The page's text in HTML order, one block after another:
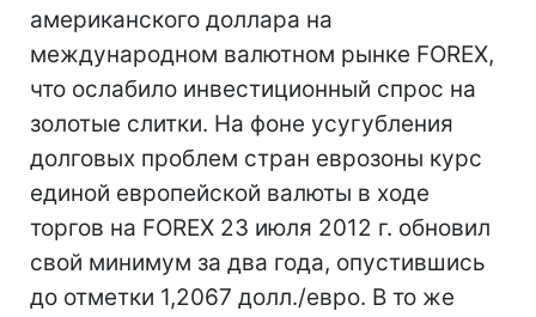
американского доллара на
международном валютном рынке FOREX,
что ослабило инвестиционный спрос на
золотые слитки. На фоне усугубления
долговых проблем стран еврозоны курс
единой европейской валюты в ходе
торгов на FOREX 23 июля 2012 г. обновил
свой минимум за два года, опустившись
до отметки 1,2067 долл./евро. В то же